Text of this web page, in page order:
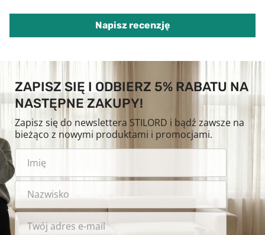
Napisz recenzję
ZAPISZ SIĘ I ODBIERZ 5% RABATU NA
NASTĘPNE ZAKUPY!
Zapisz się do newslettera STILORD i bądź zawsze na
bieżąco z nowymi produktami i promocjami.